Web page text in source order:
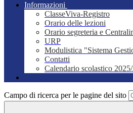
Informazioni
ClasseViva-Registro
Orario delle lezioni
Orario segreteria e
URP
Modulistica "Sistema
Contatti
Calendario scolastico
Campo di ricerca per le pagine del sito